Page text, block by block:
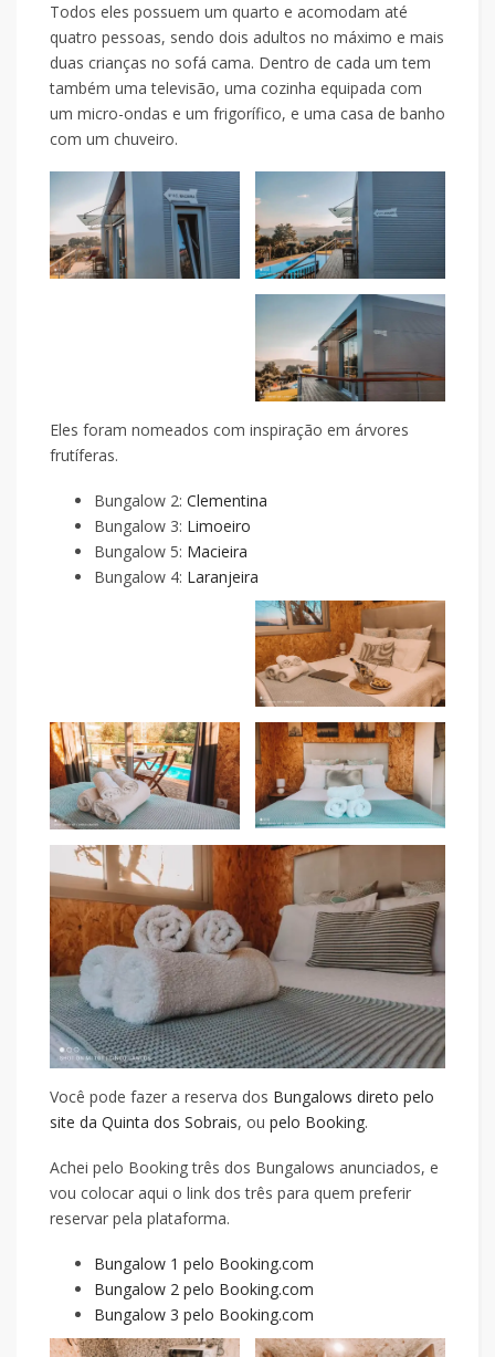
Todos eles possuem um quarto e acomodam até
quatro pessoas, sendo dois adultos no máximo e mais
duas crianças no sofá cama. Dentro de cada um tem
também uma televisão, uma cozinha equipada com
um micro-ondas e um frigorífico, e uma casa de banho
com um chuveiro.
Eles foram nomeados com inspiração em árvores
frutíferas.
Bungalow 2: Clementina
Bungalow 3: Limoeiro
Bungalow 5: Macieira
Bungalow 4: Laranjeira
Você pode fazer a reserva dos Bungalows direto pelo
site da Quinta dos Sobrais, ou pelo Booking.
Achei pelo Booking três dos Bungalows anunciados, e
vou colocar aqui o link dos três para quem preferir
reservar pela plataforma.
Bungalow 1 pelo Booking.com
Bungalow 2 pelo Booking.com
Bungalow 3 pelo Booking.com